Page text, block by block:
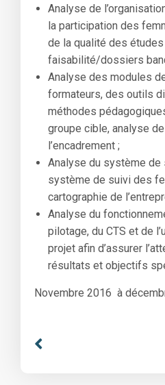
Analyse de
la participation des
de la qualité des
faisabilité/dossiers
Analyse des modules
formateurs, des outils
méthodes
groupe cible, analyse
l’encadrement ;
Analyse du système de
système de suivi des
cartographie de
Analyse du
pilotage, du CTS et de
projet afin d’assurer
résultats et objectifs
Novembre 2016 à